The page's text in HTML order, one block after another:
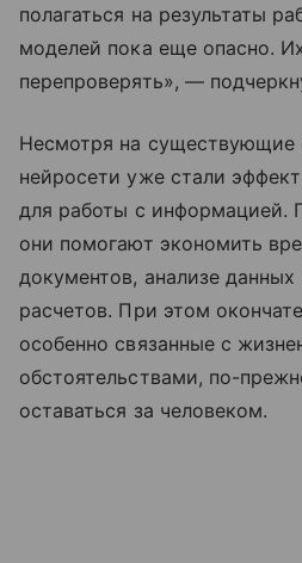
полагаться на результаты
моделей пока еще опасно.
перепроверять», —
Несмотря на существующие
нейросети уже стали
для работы с информацией.
они помогают экономить
документов, анализе
расчетов. При этом
особенно связанные с
обстоятельствами, по-
оставаться за человеком.